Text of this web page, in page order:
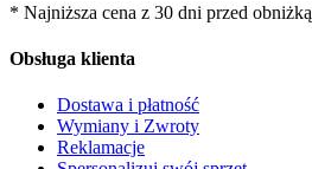
* Najniższa cena z 30 dni przed obniżką
Obsługa klienta
Dostawa i płatność
Wymiany i Zwroty
Reklamacje